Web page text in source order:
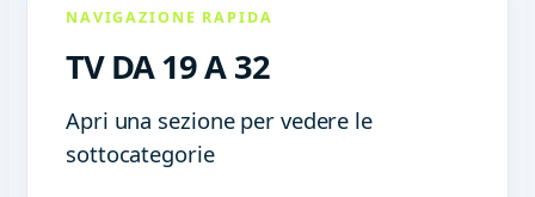
NAVIGAZIONE RAPIDA
TV DA 19 A 32
Apri una sezione per vedere le
sottocategorie